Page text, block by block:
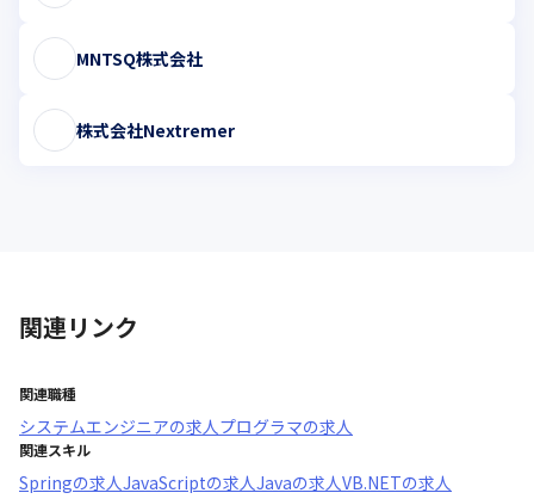
MNTSQ株式会社
株式会社Nextremer
関連リンク
関連職種
システムエンジニアの求人プログラマの求人
関連スキル
Springの求人JavaScriptの求人Javaの求人VB.NETの求人